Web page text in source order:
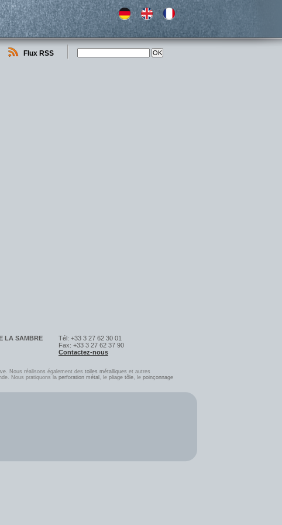
Flux RSS
LA SAMBRE
Tél: +33 3 27 62 30 01
Fax: +33 3 27 62 37 90
Contactez-nous
. Nous réalisons également des toiles métalliques et autres
Nous pratiquons la perforation métal , le pliage tôle, l e poinçonnage